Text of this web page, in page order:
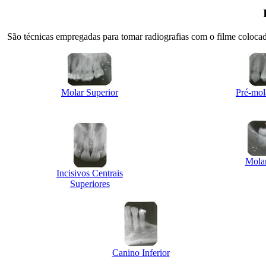
São técnicas empregadas para tomar radiografias com o filme
Molar Superior Pré-
Incisivos Centrais
Superiores
Canino Inferior